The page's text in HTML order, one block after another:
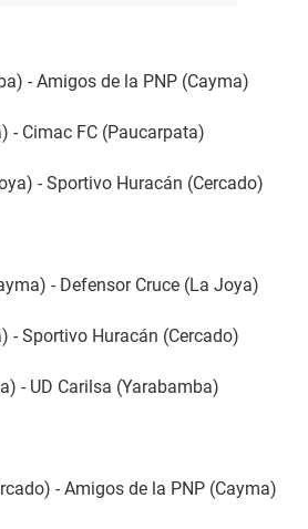
- Amigos de la PNP (Cayma)
- Cimac FC (Paucarpata)
- Sportivo Huracán (Cercado)
- Defensor Cruce (La Joya)
- Sportivo Huracán (Cercado)
- UD Carilsa (Yarabamba)
- Amigos de la PNP (Cayma)